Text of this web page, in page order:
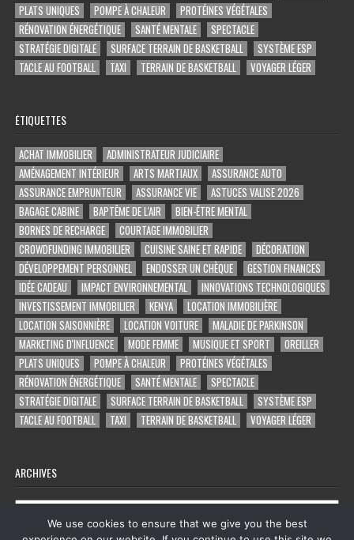
PLATS UNIQUES
POMPE À CHALEUR
PROTÉINES VÉGÉTALES
RÉNOVATION ÉNERGÉTIQUE
SANTÉ MENTALE
SPECTACLE
STRATÉGIE DIGITALE
SURFACE TERRAIN DE BASKETBALL
SYSTÈME ESP
TACLE AU FOOTBALL
TAXI TERRAIN DE BASKETBALL VOYAGER LÉGER
ÉTIQUETTES
ACHAT IMMOBILIER
ADMINISTRATEUR JUDICIAIRE
AMÉNAGEMENT INTÉRIEUR
ARTS MARTIAUX
ASSURANCE AUTO
ASSURANCE EMPRUNTEUR
ASSURANCE VIE
ASTUCES VALISE 2026
BAGAGE CABINE
BAPTÊME DE L'AIR
BIEN-ÊTRE MENTAL
BORNES DE RECHARGE
COURTAGE IMMOBILIER
CROWDFUNDING IMMOBILIER
CUISINE SAINE ET RAPIDE
DÉCORATION
DÉVELOPPEMENT PERSONNEL
ENDOSSER UN CHÈQUE
GESTION FINANCES
IDÉE CADEAU
IMPACT ENVIRONNEMENTAL
INNOVATIONS TECHNOLOGIQUES
INVESTISSEMENT IMMOBILIER
KENYA
LOCATION IMMOBILIÈRE
LOCATION SAISONNIÈRE
LOCATION VOITURE
MALADIE DE PARKINSON
MARKETING D'INFLUENCE
MODE FEMME MUSIQUE ET SPORT
OREILLER
PLATS UNIQUES
POMPE À CHALEUR
PROTÉINES VÉGÉTALES
RÉNOVATION ÉNERGÉTIQUE
SANTÉ MENTALE
SPECTACLE
STRATÉGIE DIGITALE
SURFACE TERRAIN DE BASKETBALL
SYSTÈME ESP
TACLE AU FOOTBALL
TAXI TERRAIN DE BASKETBALL VOYAGER LÉGER
ARCHIVES
Archives
We use cookies to ensure that we give you the best